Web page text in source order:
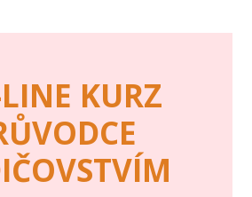
KURZ